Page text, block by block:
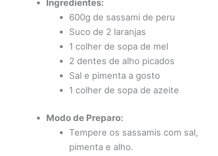
Ingredientes:
600g de sassami de peru
Suco de 2 laranjas
1 colher de sopa de mel
2 dentes de alho picados
Sal e pimenta a gosto
1 colher de sopa de azeite
Modo de Preparo:
Tempere os sassamis com sal,
pimenta e alho.